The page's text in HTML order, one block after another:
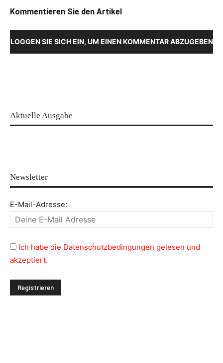
Kommentieren Sie den Artikel
LOGGEN SIE SICH EIN, UM EINEN KOMMENTAR ABZUGEBEN
Aktuelle Ausgabe
Newsletter
E-Mail-Adresse:
Ich habe die Datenschutzbedingungen gelesen und
akzeptiert.